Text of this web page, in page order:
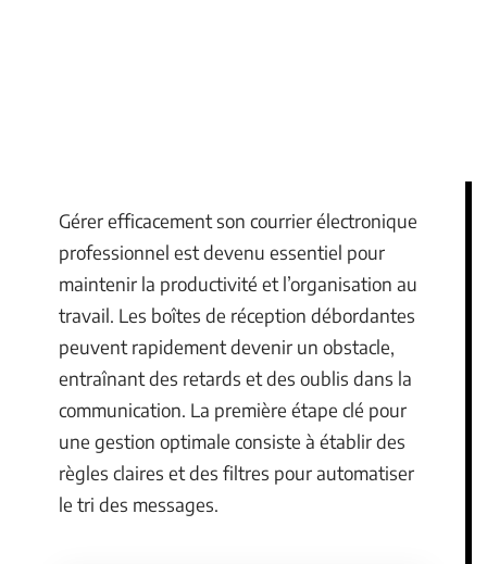
Gérer efficacement son courrier électronique
professionnel est devenu essentiel pour
maintenir la productivité et l’organisation au
travail. Les boîtes de réception débordantes
peuvent rapidement devenir un obstacle,
entraînant des retards et des oublis dans la
communication. La première étape clé pour
une gestion optimale consiste à établir des
règles claires et des filtres pour automatiser
le tri des messages.